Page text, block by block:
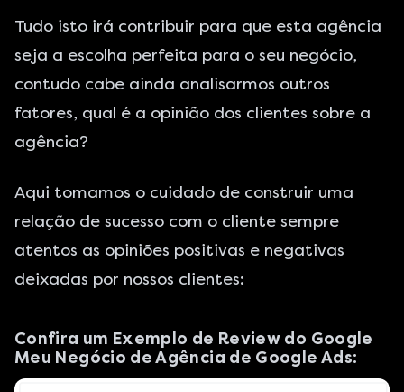
Tudo isto irá contribuir para que esta agência
seja a escolha perfeita para o seu negócio,
contudo cabe ainda analisarmos outros
fatores, qual é a opinião dos clientes sobre a
agência?
Aqui tomamos o cuidado de construir uma
relação de sucesso com o cliente sempre
atentos as opiniões positivas e negativas
deixadas por nossos clientes:
Confira um Exemplo de Review do Google
Meu Negócio de Agência de Google Ads: